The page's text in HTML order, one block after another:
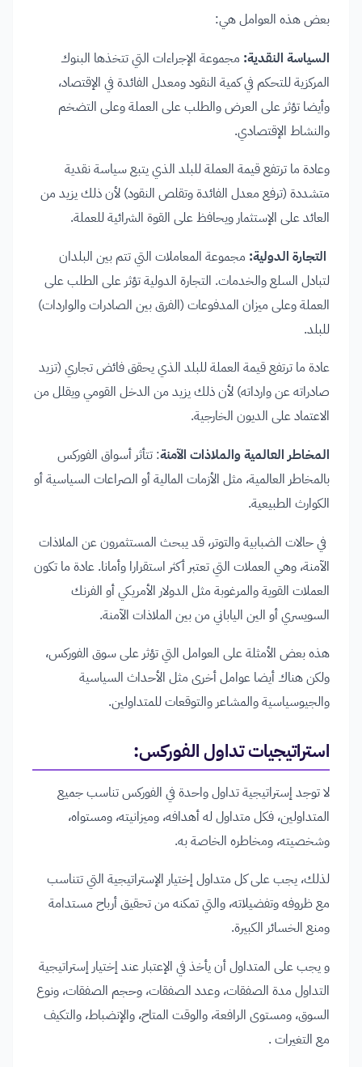
بعض هذه العوامل هي:
السياسة النقدية: مجموعة الإجراءات التي تتخذها البنوك
المركزية للتحكم في كمية النقود ومعدل الفائدة في الإقتصاد،
وأيضا تؤثر على العرض والطلب على العملة وعلى التضخم
والنشاط الإقتصادي.
وعادة ما ترتفع قيمة العملة للبلد الذي يتبع سياسة نقدية
متشددة (ترفع معدل الفائدة وتقلص النقود) لأن ذلك يزيد من
العائد على الإستثمار ويحافظ على القوة الشرائية للعملة.
التجارة الدولية: مجموعة المعاملات التي تتم بين البلدان
لتبادل السلع والخدمات. التجارة الدولية تؤثر على الطلب على
العملة وعلى ميزان المدفوعات (الفرق بين الصادرات والواردات)
للبلد.
عادة ما ترتفع قيمة العملة للبلد الذي يحقق فائض تجاري (تزيد
صادراته عن وارداته) لأن ذلك يزيد من الدخل القومي ويقلل من
الاعتماد على الديون الخارجية.
المخاطر العالمية والملاذات الآمنة: تتأثر أسواق الفوركس
بالمخاطر العالمية، مثل الأزمات المالية أو الصراعات السياسية أو
الكوارث الطبيعية.
في حالات الضبابية والتوتر، قد يبحث المستثمرون عن الملاذات
الآمنة، وهي العملات التي تعتبر أكثر استقرارا وأمانا. عادة ما تكون
العملات القوية والمرغوبة مثل الدولار الأمريكي أو الفرنك
السويسري أو الين الياباني من بين الملاذات الآمنة.
هذه بعض الأمثلة على العوامل التي تؤثر على سوق الفوركس،
ولكن هناك أيضا عوامل أخرى مثل الأحداث السياسية
والجيوسياسية والمشاعر والتوقعات للمتداولين.
استراتيجيات تداول الفوركس:
لا توجد إستراتيجية تداول واحدة في الفوركس تناسب جميع
المتداولين، فكل متداول له أهدافه، وميزانيته، ومستواه،
وشخصيته، ومخاطره الخاصة به.
لذلك، يجب على كل متداول إختيار الإستراتيجية التي تتناسب
مع ظروفه وتفضيلاته، والتي تمكنه من تحقيق أرباح مستدامة
ومنع الخسائر الكبيرة.
و يجب على المتداول أن يأخذ في الإعتبار عند إختيار إستراتيجية
التداول مدة الصفقات، وعدد الصفقات، وحجم الصفقات، ونوع
السوق، ومستوى الرافعة، والوقت المتاح، والإنضباط، والتكيف
مع التغيرات .